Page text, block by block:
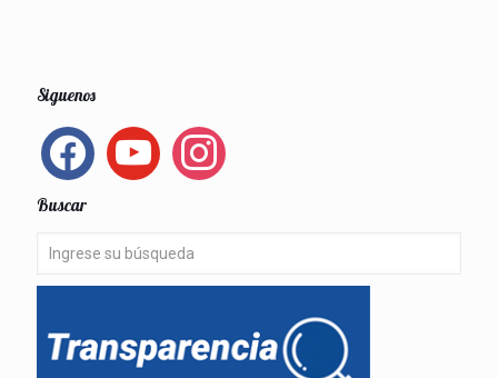
Siguenos
facebook youtube instagram
Buscar